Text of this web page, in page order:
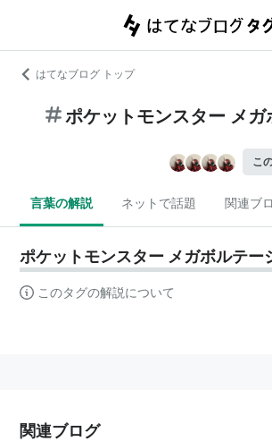
はてなブログ トップ
ポケットモンスター メガ
こ
言葉の解説 ネットで話題 関連ブ
ポケットモンスター メガボルテー
このタグの解説について
関連ブログ